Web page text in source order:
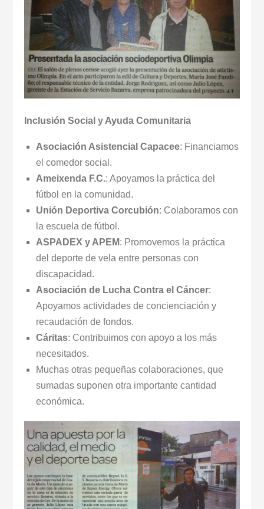
Inclusión Social y Ayuda Comunitaria
Asociación Asistencial Capacee: Financiamos
el comedor social.
Ameixenda F.C.: Apoyamos la práctica del
fútbol en la comunidad.
Unión Deportiva Corcubión: Colaboramos con
la escuela de fútbol.
ASPADEX y APEM: Promovemos la práctica
del deporte de vela entre personas con
discapacidad.
Asociación de Lucha Contra el Cáncer:
Apoyamos actividades de concienciación y
recaudación de fondos.
Cáritas: Contribuimos con apoyo a los más
necesitados.
Muchas otras pequeñas colaboraciones, que
sumadas suponen otra importante cantidad
económica.